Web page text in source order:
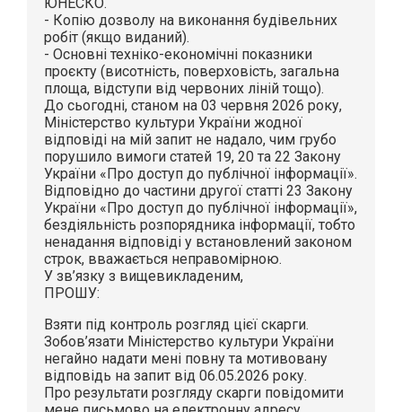
- Копію дозволу на виконання будівельних
робіт (якщо виданий).
- Основні техніко-економічні показники
проєкту (висотність, поверховість, загальна
площа, відступи від червоних ліній тощо).
До сьогодні, станом на 03 червня 2026 року,
Міністерство культури України жодної
відповіді на мій запит не надало, чим грубо
порушило вимоги статей 19, 20 та 22 Закону
України «Про доступ до публічної інформації».
Відповідно до частини другої статті 23 Закону
України «Про доступ до публічної інформації»,
бездіяльність розпорядника інформації, тобто
ненадання відповіді у встановлений законом
строк, вважається неправомірною.
У зв’язку з вищевикладеним,
ПРОШУ:
Взяти під контроль розгляд цієї скарги.
Зобов’язати Міністерство культури України
негайно надати мені повну та мотивовану
відповідь на запит від 06.05.2026 року.
Про результати розгляду скарги повідомити